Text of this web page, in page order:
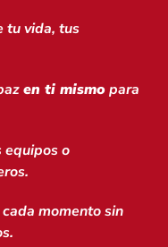
tu vida, tus
en ti mismopara
equipos o
momento sin